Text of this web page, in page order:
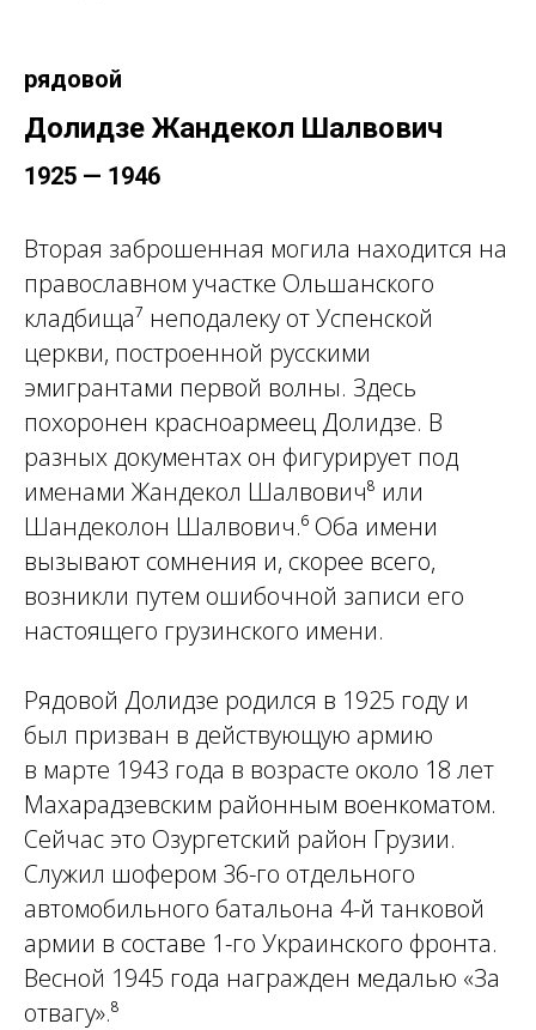
рядовой
Долидзе Жандекол Шалвович
1925 — 1946
Вторая заброшенная могила находится на
православном участке Ольшанского
кладбища⁷ неподалеку от Успенской
церкви, построенной русскими
эмигрантами первой волны. Здесь
похоронен красноармеец Долидзе. В
разных документах он фигурирует под
именами Жандекол Шалвович⁸ или
Шандеколон Шалвович.⁶ Оба имени
вызывают сомнения и, скорее всего,
возникли путем ошибочной записи его
настоящего грузинского имени.
Рядовой Долидзе родился в 1925 году и
был призван в действующую армию
в марте 1943 года в возрасте около 18 лет
Махарадзевским районным военкоматом.
Сейчас это Озургетский район Грузии.
Служил шофером 36-го отдельного
автомобильного батальона 4-й танковой
армии в составе 1-го Украинского фронта.
Весной 1945 года награжден медалью «За
отвагу».⁸